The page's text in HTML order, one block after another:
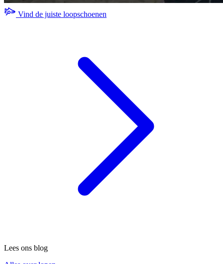
Vind de juiste loopschoenen
Lees ons blog